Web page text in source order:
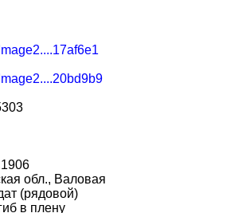
обл., Валовая
(рядовой)
в плену